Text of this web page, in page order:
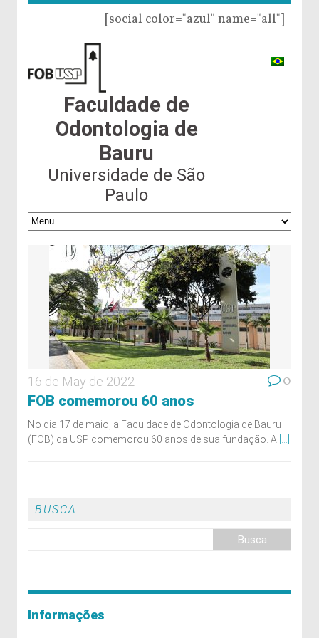
[social color="azul" name="all"]
Faculdade de
Odontologia de
Bauru
Universidade de São
Paulo
16 de May de 2022 0
FOB comemorou 60 anos
No dia 17 de maio, a Faculdade de Odontologia de Bauru
(FOB) da USP comemorou 60 anos de sua fundação. A
BUSCA
Informações